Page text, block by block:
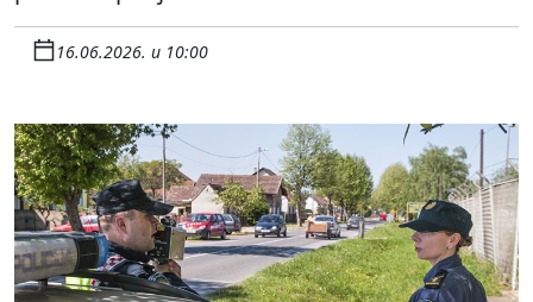
16.06.2026. u 10:00